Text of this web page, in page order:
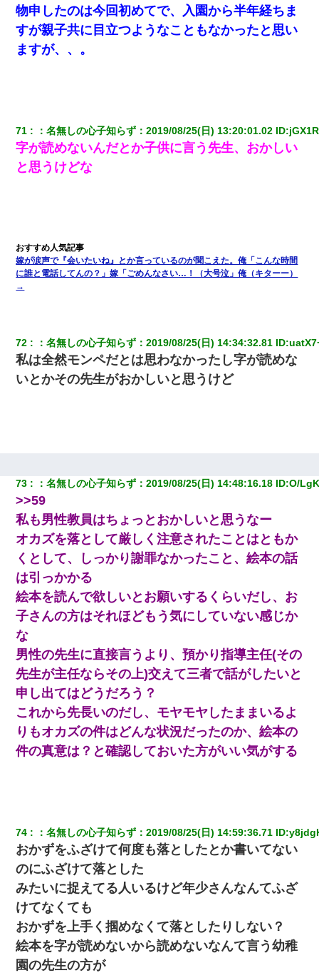
物申したのは今回初めてで、入園から半年経ちま
すが親子共に目立つようなこともなかったと思い
ますが、、。
71 ：名無しの心子知らず ：2019/08/25(日) 13:20:01.02 ID:
字が読めないんだとか子供に言う先生、おかしい
と思うけどな
嫁が涙声で『会いたいね』とか言っているのが聞こえた。俺「こんな時間
に誰と電話してんの？」嫁「ごめんなさい…！（大号泣」俺（キターー）
→
72 ：名無しの心子知らず ：2019/08/25(日) 14:34:32.81 ID:
私は全然モンペだとは思わなかったし字が読めな
いとかその先生がおかしいと思うけど
73 ：名無しの心子知らず ：2019/08/25(日) 14:48:16.18 ID:O/
>>59
私も男性教員はちょっとおかしいと思うなー
オカズを落として厳しく注意されたことはともか
くとして、しっかり謝罪なかったこと、絵本の話
は引っかかる
絵本を読んで欲しいとお願いするくらいだし、お
子さんの方はそれほどもう気にしていない感じか
な
男性の先生に直接言うより、預かり指導主任(その
先生が主任ならその上)交えて三者で話がしたいと
申し出てはどうだろう？
これから先長いのだし、モヤモヤしたままいるよ
りもオカズの件はどんな状況だったのか、絵本の
件の真意は？と確認しておいた方がいい気がする
74 ：名無しの心子知らず ：2019/08/25(日) 14:59:36.71 ID:
おかずをふざけて何度も落としたとか書いてない
のにふざけて落とした
みたいに捉えてる人いるけど年少さんなんてふざ
けてなくても
おかずを上手く掴めなくて落としたりしない？
絵本を字が読めないから読めないなんて言う幼稚
園の先生の方が